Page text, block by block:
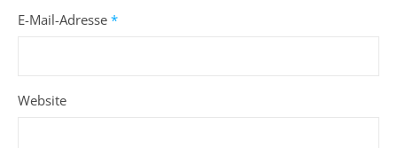
E-Mail-Adresse *
Website